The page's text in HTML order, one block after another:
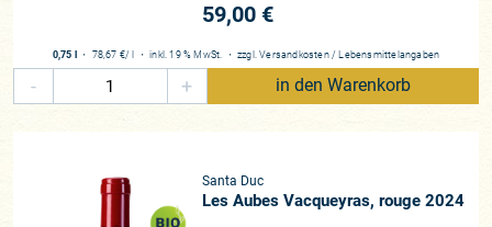
59,00 €
0,75 l ・ 78,67 €/ l ・inkl. 19 % MwSt. ・ zzgl.Versandkosten / Lebensmittelangaben
- + in den Warenkorb
Santa Duc
Les Aubes Vacqueyras, rouge 2024